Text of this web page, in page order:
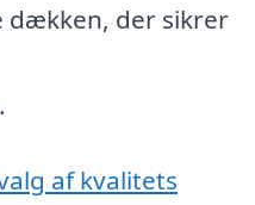
dækken, der sikrer
af kvalitets